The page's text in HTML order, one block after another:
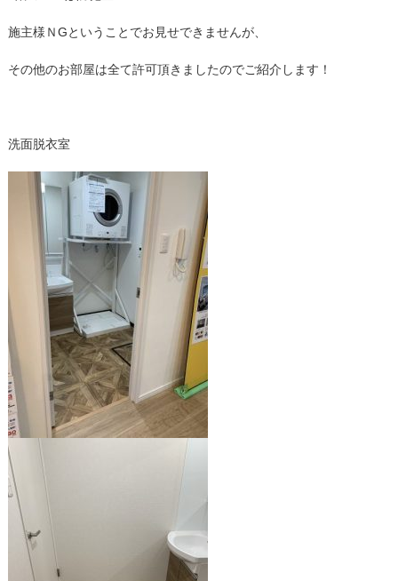
施主様ＮGということでお見せできませんが、
その他のお部屋は全て許可頂きましたのでご紹介します！
洗面脱衣室